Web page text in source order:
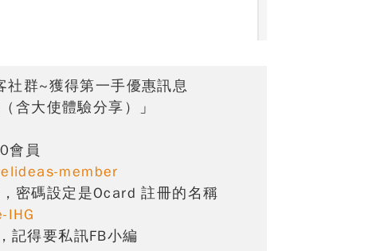
社群~獲得第一手優惠訊息
含大使體驗分享）
」
會員
member
密碼設定是Ocard 註冊的名稱
記得要私訊FB小編